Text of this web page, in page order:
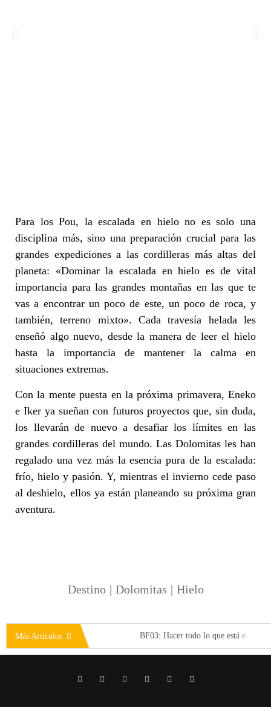
Para los Pou, la escalada en hielo no es solo una
disciplina más, sino una preparación crucial para las
grandes expediciones a las cordilleras más altas del
planeta: «Dominar la escalada en hielo es de vital
importancia para las grandes montañas en las que te
vas a encontrar un poco de este, un poco de roca, y
también, terreno mixto». Cada travesía helada les
enseñó algo nuevo, desde la manera de leer el hielo
hasta la importancia de mantener la calma en
situaciones extremas.
Con la mente puesta en la próxima primavera, Eneko
e Iker ya sueñan con futuros proyectos que, sin duda,
los llevarán de nuevo a desafiar los límites en las
grandes cordilleras del mundo. Las Dolomitas les han
regalado una vez más la esencia pura de la escalada:
frío, hielo y pasión. Y, mientras el invierno cede paso
al deshielo, ellos ya están planeando su próxima gran
aventura.
Destino| Dolomitas | Hielo
Más Artículos
BF03: Hacer todo lo que está en nuestra mano
BF06: Nuestro gran Picu
Mountain Roll